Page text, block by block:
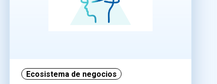
Ecosistema de negocios